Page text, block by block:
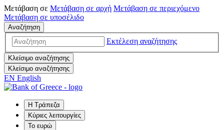
Μετάβαση σε Μετάβαση σε αρχή Μετάβαση σε περιεχόμενο
Μετάβαση σε υποσέλιδο
Αναζήτηση
Εκτέλεση αναζήτησης
Κλείσιμο αναζήτησης
Κλείσιμο αναζήτησης
EN English
Η Τράπεζα
Κύριες λειτουργίες
Το ευρώ